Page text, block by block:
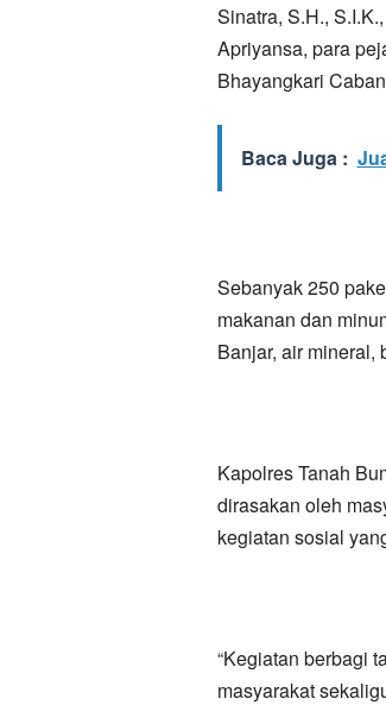
Sinatra, S.H.,
Apriyansa, para
Bhayangkari
Baca Juga :
Sebanyak 250
makanan dan
Banjar, air mineral,
Kapolres Tanah
dirasakan oleh
kegiatan sosial
“Kegiatan berbagi
masyarakat